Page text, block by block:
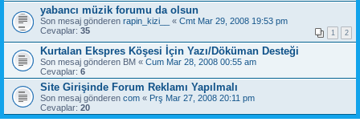
yabancı müzik forumu da olsun
Son mesaj gönderen rapin_kizi__ « Cmt Mar 29, 2008 19:53 pm
Cevaplar: 35 1 2
Kurtalan Ekspres Köşesi İçin Yazı/Döküman Desteği
Son mesaj gönderen BM « Cum Mar 28, 2008 00:55 am
Cevaplar: 6
Site Girişinde Forum Reklamı Yapılmalı
Son mesaj gönderen com « Prş Mar 27, 2008 20:11 pm
Cevaplar: 20